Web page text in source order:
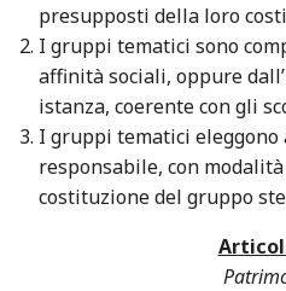
presupposti della loro
I gruppi tematici sono
affinità sociali, oppure
istanza, coerente con gli
I gruppi tematici
responsabile, con
costituzione del gruppo